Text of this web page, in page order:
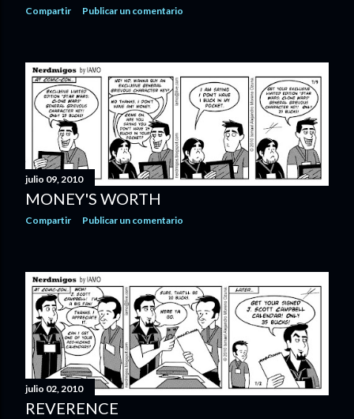
Compartir Publicar un comentario
julio 09, 2010
MONEY'S WORTH
Compartir Publicar un comentario
julio 02, 2010
REVERENCE